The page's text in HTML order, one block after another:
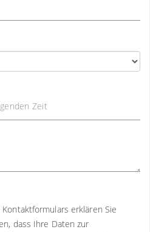
Zeit
erklären Sie
dass Ihre Daten zur